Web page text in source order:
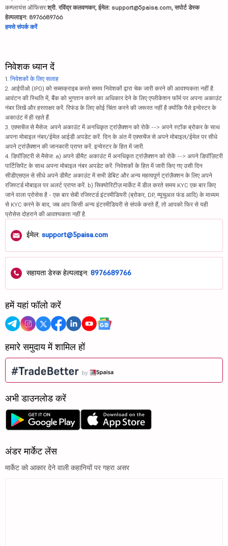
कम्प्लायंस ऑफिसर:श्री. रविंद्र कलवणकर, ईमेल: support@5paisa.com, सपोर्ट डेस्क
हेल्पलाइन: 8976689766
हमसे संपर्क करें
निवेशक ध्यान दें
1. निवेशकों के लिए सलाह
2. आईपीओ (IPO) को सब्सक्राइब करते समय निवेशकों द्वारा चेक जारी करने की आवश्यकता नहीं है.
आवंटन की स्थिति में, बैंक को भुगतान करने का अधिकार देने के लिए एप्लीकेशन फॉर्म पर अपना अकाउंट
नंबर लिखें और हस्ताक्षर करें. रिफंड के लिए कोई चिंता करने की जरूरत नहीं है क्योंकि पैसे इन्वेस्टर के
अकाउंट में ही रहते हैं.
3. एक्सचेंज से मैसेज: अपने अकाउंट में अनधिकृत ट्रांज़ैक्शन को रोकें --> अपने स्टॉक ब्रोकर के साथ
अपना मोबाइल नंबर/ईमेल आईडी अपडेट करें. दिन के अंत में एक्सचेंज से अपने मोबाइल/ईमेल पर सीधे
अपने ट्रांज़ैक्शन की जानकारी प्राप्त करें. इन्वेस्टर के हित में जारी.
4. डिपॉज़िटरी से मैसेज: a) अपने डीमैट अकाउंट में अनधिकृत ट्रांज़ैक्शन को रोकें --> अपने डिपॉज़िटरी
पार्टिसिपेंट के साथ अपना मोबाइल नंबर अपडेट करें. निवेशकों के हित में जारी किए गए उसी दिन
सीडीएसएल से सीधे अपने डीमैट अकाउंट में सभी डेबिट और अन्य महत्वपूर्ण ट्रांज़ैक्शन के लिए अपने
रजिस्टर्ड मोबाइल पर अलर्ट प्राप्त करें. b) सिक्योरिटीज़ मार्केट में डील करते समय KYC एक बार किए
जाने वाला प्रोसेस है - एक बार सेबी रजिस्टर्ड इंटरमीडियरी (ब्रोकर, DP, म्यूचुअल फंड आदि) के माध्यम
से KYC करने के बाद, जब आप किसी अन्य इंटरमीडियरी से संपर्क करते हैं, तो आपको फिर से यही
प्रोसेस दोहराने की आवश्यकता नहीं है.
ईमेल: support@5paisa.com
सहायता डेस्क हेल्पलाइन: 8976689766
हमें यहां फॉलो करें
हमारे समुदाय में शामिल हों
अभी डाउनलोड करें
अंडर मार्केट लेंस
मार्केट को आकार देने वाली कहानियों पर गहरा असर